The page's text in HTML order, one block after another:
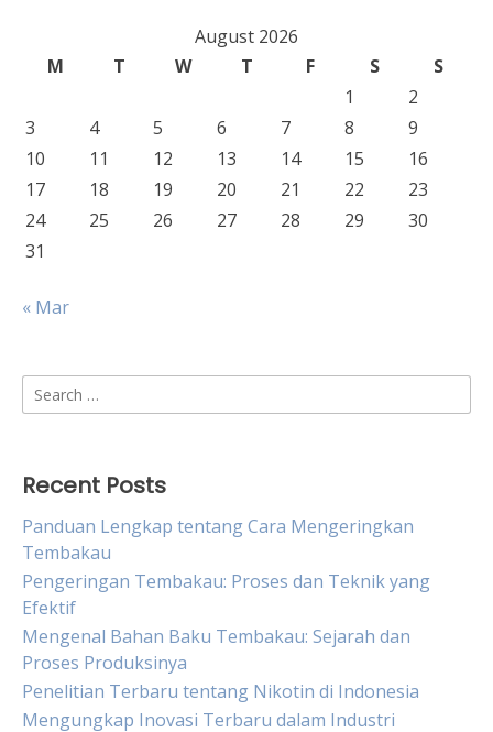
August 2026
M
T W T F S
S
1
2
3
4 5 6 7 8
9
10
11 12 13 14 15
16
17
18 19 20 21 22
23
24
25 26 27 28 29
30
31
« Mar
Search
for:
Recent Posts
Panduan Lengkap tentang Cara Mengeringkan
Tembakau
Pengeringan Tembakau: Proses dan Teknik yang
Efektif
Mengenal Bahan Baku Tembakau: Sejarah dan
Proses Produksinya
Penelitian Terbaru tentang Nikotin di Indonesia
Mengungkap Inovasi Terbaru dalam Industri